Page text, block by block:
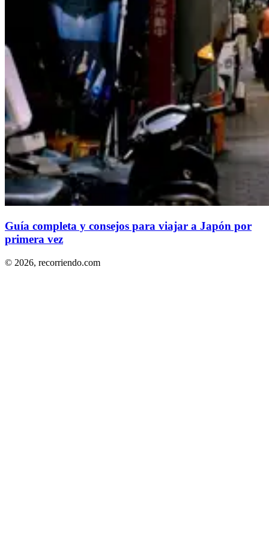
Guía completa y consejos para viajar a Japón por
primera vez
© 2026, recorriendo.com